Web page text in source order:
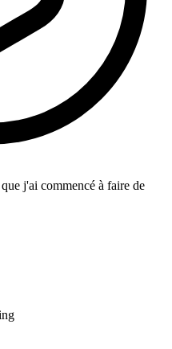
que j'ai commencé à faire de